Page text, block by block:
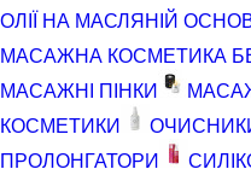
ОЛІЇ НА МАСЛЯНІЙ
МАСАЖНА КОСМЕТИКА
МАСАЖНІ ПІНКИ
КОСМЕТИКИ
ПРОЛОНГАТОРИ